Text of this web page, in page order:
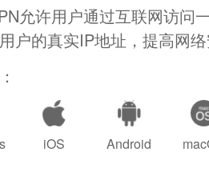
允许用户通过互联网访问
户的真实IP地址，提高网络
iOS Android